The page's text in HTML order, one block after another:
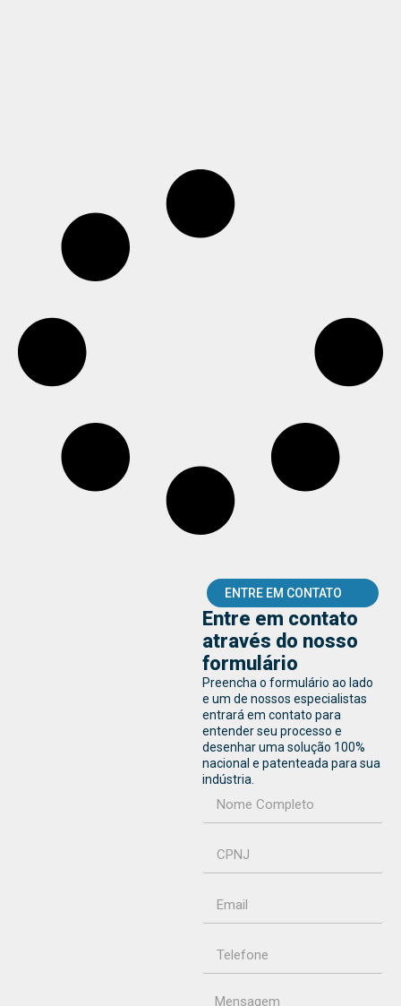
ENTRE EM CONTATO
Entre em contato
através do nosso
formulário
Preencha o formulário ao lado
e um de nossos especialistas
entrará em contato para
entender seu processo e
desenhar uma solução 100%
nacional e patenteada para sua
indústria.